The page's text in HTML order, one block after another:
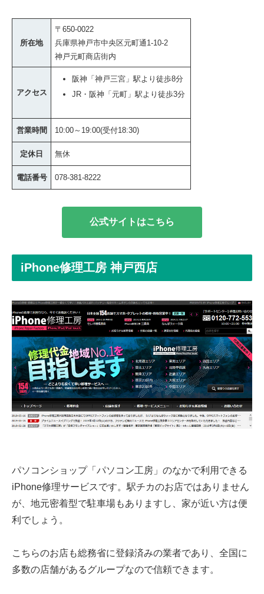
所在地
〒650-0022
兵庫県神戸市中央区元町通1-10-2
神戸元町商店街内
アクセス
阪神「神戸三宮」駅より徒歩8分
JR・阪神「元町」駅より徒歩3分
営業時間 10:00～19:00(受付18:30)
定休日 無休
電話番号 078-381-8222
公式サイトはこちら
iPhone修理工房 神戸西店
パソコンショップ「パソコン工房」のなかで利用できる
iPhone修理サービスです。駅チカのお店ではありません
が、地元密着型で駐車場もありますし、家が近い方は便
利でしょう。
こちらのお店も総務省に登録済みの業者であり、全国に
多数の店舗があるグループなので信頼できます。